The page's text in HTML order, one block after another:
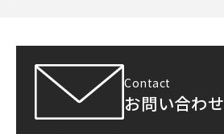
Contact
お問い合わせ